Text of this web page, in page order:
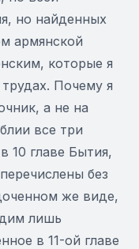
но найденных
армянской
которые я
Почему я
а не на
все три
10 главе Бытия,
без
же виде,
лишь
в 11-ой главе